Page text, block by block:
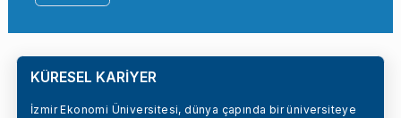
KÜRESEL KARİYER
İzmir Ekonomi Üniversitesi, dünya çapında bir üniversiteye